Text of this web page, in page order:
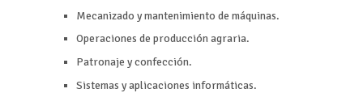
Mecanizado y mantenimiento de máquinas.
Operaciones de producción agraria.
Patronaje y confección.
Sistemas y aplicaciones informáticas.